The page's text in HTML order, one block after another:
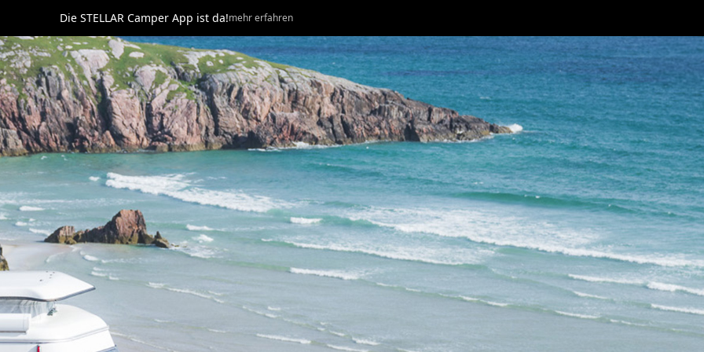
Die STELLAR Camper App ist da!mehr erfahren
Marken Zubehör Mieten Unternehmen Karriere